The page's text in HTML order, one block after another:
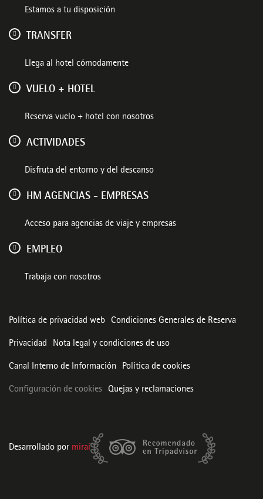
Estamos a tu disposición
TRANSFER
Llega al hotel cómodamente
VUELO + HOTEL
Reserva vuelo + hotel con nosotros
ACTIVIDADES
Disfruta del entorno y del descanso
HM AGENCIAS - EMPRESAS
Acceso para agencias de viaje y empresas
EMPLEO
Trabaja con nosotros
Política de privacidad web Condiciones Generales de Reserva
Privacidad Nota legal y condiciones de uso
Canal Interno de Información Política de cookies
Configuración de cookies Quejas y reclamaciones
Desarrollado por mirai